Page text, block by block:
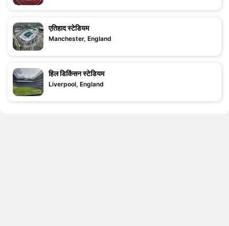
एतिहाद स्टेडियम
Manchester, England
हिल डिकिंसन स्टेडियम
Liverpool, England